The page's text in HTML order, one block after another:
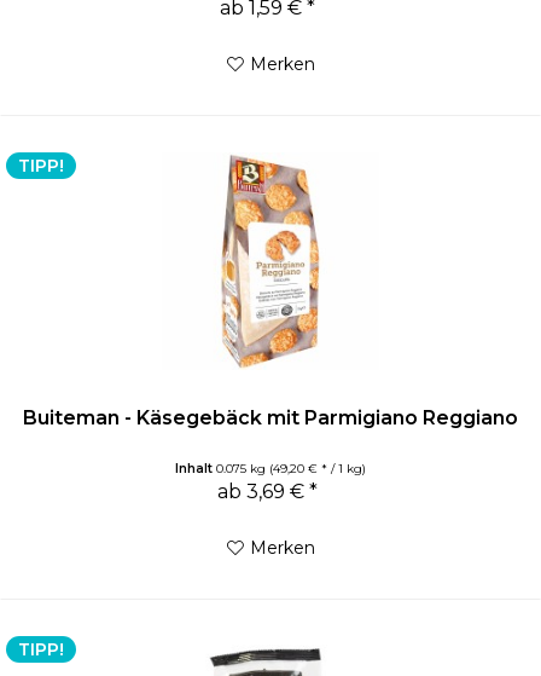
ab 1,59 € *
Merken
TIPP!
Buiteman - Käsegebäck mit Parmigiano Reggiano
Inhalt0.075 kg (49,20 € * / 1 kg)
ab 3,69 € *
Merken
TIPP!